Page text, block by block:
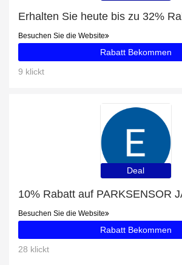
Erhalten Sie heute bis zu 32%
Besuchen Sie die Website
Rabatt Bekommen
9 klickt
Deal
Besuchen Sie die Website
Rabatt Bekommen
28 klickt